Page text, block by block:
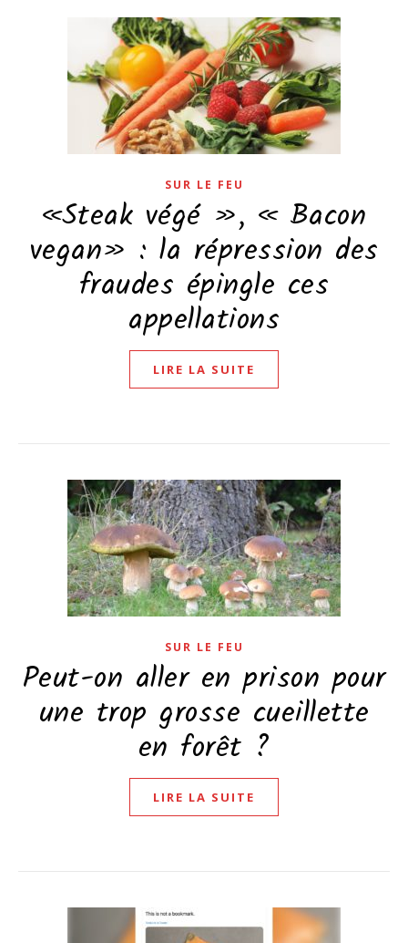
SUR LE FEU
«Steak végé », « Bacon
vegan» : la répression des
fraudes épingle ces
appellations
LIRE LA SUITE
SUR LE FEU
Peut-on aller en prison pour
une trop grosse cueillette
en forêt ?
LIRE LA SUITE